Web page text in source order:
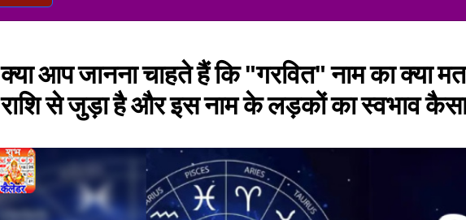
क्या आप जानना चाहते हैं कि "गरवित" नाम का क्या
राशि से जुड़ा है और इस नाम के लड़कों का स्वभाव कैसा